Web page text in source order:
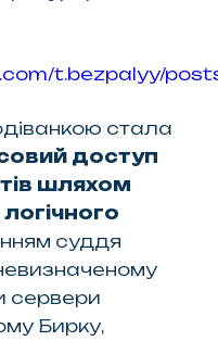
t.bezpalyy/
стала
доступ
шляхом
суддя
сервери
Бирку,